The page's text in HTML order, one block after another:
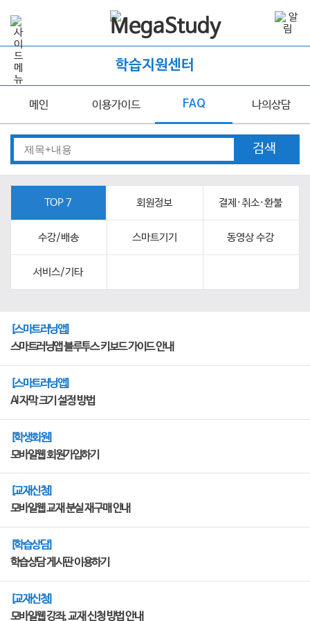
학습지원센터
메인 이용가이드 FAQ 나의상담
검색
TOP 7 회원정보 결제·취소·환불
수강/배송 스마트기기 동영상 수강
서비스/기타
[스마트러닝앱]
스마트러닝앱 블루투스 키보드 가이드 안내
[스마트러닝앱]
AI 자막 크기 설정 방법
[학생회원]
모바일웹 회원가입하기
[교재신청]
모바일웹 교재 분실 재구매 안내
[학습상담]
학습상담 게시판 이용하기
[교재신청]
모바일웹 강좌, 교재 신청 방법 안내